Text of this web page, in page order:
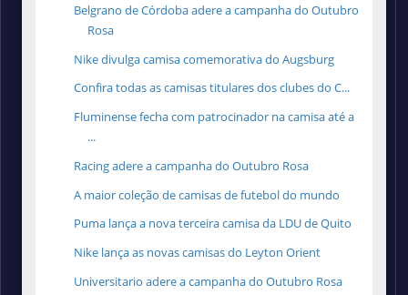
Belgrano de Córdoba adere a campanha do Outubro
Rosa
Nike divulga camisa comemorativa do Augsburg
Confira todas as camisas titulares dos clubes do C...
Fluminense fecha com patrocinador na camisa até a
...
Racing adere a campanha do Outubro Rosa
A maior coleção de camisas de futebol do mundo
Puma lança a nova terceira camisa da LDU de Quito
Nike lança as novas camisas do Leyton Orient
Universitario adere a campanha do Outubro Rosa